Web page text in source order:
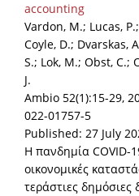
accounting
Vardon, M.; Lucas,
Coyle, D.; Dvarskas,
S.; Lok, M.; Obst, C.;
J.
Ambio 52(1):15-29,
022-01757-5
Published: 27 July
Η πανδημία COVID-
οικονομικές
τεράστιες